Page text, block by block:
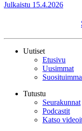
Julkaistu 15.4.2026
Uutiset
Etusivu
Uusimmat
Tutustu
Seurakunnat
Podcastit
Katso